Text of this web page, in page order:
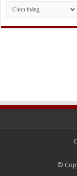
Lưu
trữ
©